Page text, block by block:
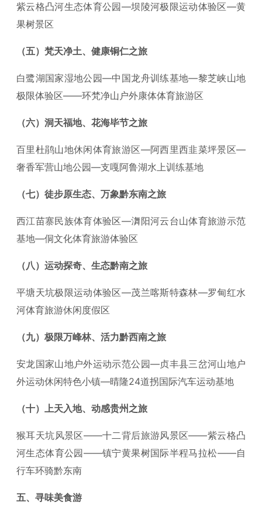
紫云格凸河生态体育公园—坝陵河极限运动体验区—黄
果树景区
（五）梵天净土、健康铜仁之旅
白鹭湖国家湿地公园—中国龙舟训练基地—黎芝峡山地
极限体验区——环梵净山户外康体体育旅游区
（六）洞天福地、花海毕节之旅
百里杜鹃山地休闲体育旅游区—阿西里西韭菜坪景区—
奢香军营山地公园—支嘎阿鲁湖水上训练基地
（七）徒步原生态、万象黔东南之旅
西江苗寨民族体育体验区—㵲阳河云台山体育旅游示范
基地—侗文化体育旅游体验区
（八）运动探奇、生态黔南之旅
平塘天坑极限运动体验区—茂兰喀斯特森林—罗甸红水
河体育旅游休闲度假区
（九）极限万峰林、活力黔西南之旅
安龙国家山地户外运动示范公园—贞丰县三岔河山地户
外运动休闲特色小镇—晴隆24道拐国际汽车运动基地
（十）上天入地、动感贵州之旅
猴耳天坑风景区——十二背后旅游风景区——紫云格凸
河生态体育公园——镇宁黄果树国际半程马拉松——自
行车环骑黔东南
五、寻味美食游